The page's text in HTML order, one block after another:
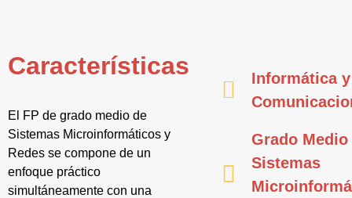
Características
El FP de grado medio de
Sistemas Microinformáticos y
Redes se compone de un
enfoque práctico
simultáneamente con una
Informática y
Grado Medio
Sistemas